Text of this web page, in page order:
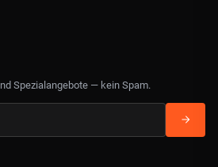
Spezialangebote — kein Spam.